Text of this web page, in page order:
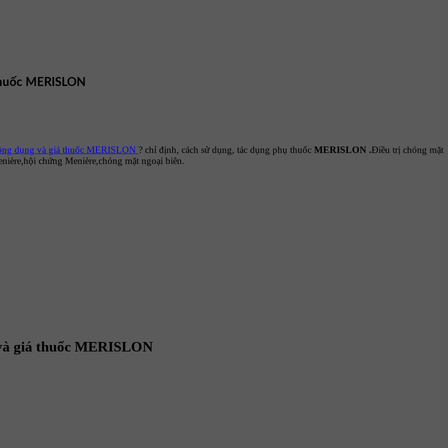
MERISLON
dụng và giá thuốc MERISLON ? chỉ định, cách sử dụng, tác dụng phụ thuốc MERISLON .Điều trị chóng mặt
chứng Menière,chóng mặt ngoại biên.
giá thuốc MERISLON